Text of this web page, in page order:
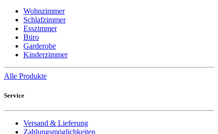
Wohnzimmer
Schlafzimmer
Esszimmer
Büro
Garderobe
Kinderzimmer
Alle Produkte
Service
Versand & Lieferung
Zahlungsmöglichkeiten